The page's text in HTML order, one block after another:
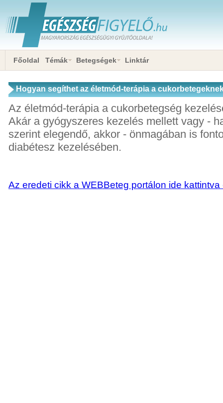
Főoldal Témák Betegségek Linktár
Hogyan segíthet az életmód-terápia a
Az életmód-terápia a cukorbetegség
Akár a gyógyszeres kezelés mellett vagy -
szerint elegendő, akkor - önmagában is
diabétesz kezelésében.
Az eredeti cikk a WEBBeteg portálon ide